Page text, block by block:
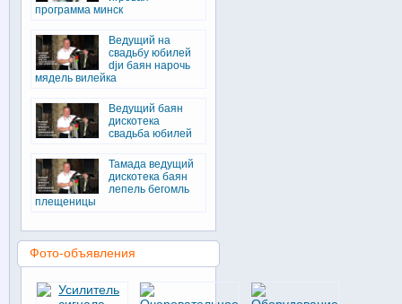
программа минск
Ведущий на
свадьбу юбилей
djи баян нарочь
мядель вилейка
Ведущий баян
дискотека
свадьба юбилей
Тамада ведущий
дискотека баян
лепель бегомль
плещеницы
Фото-объявления